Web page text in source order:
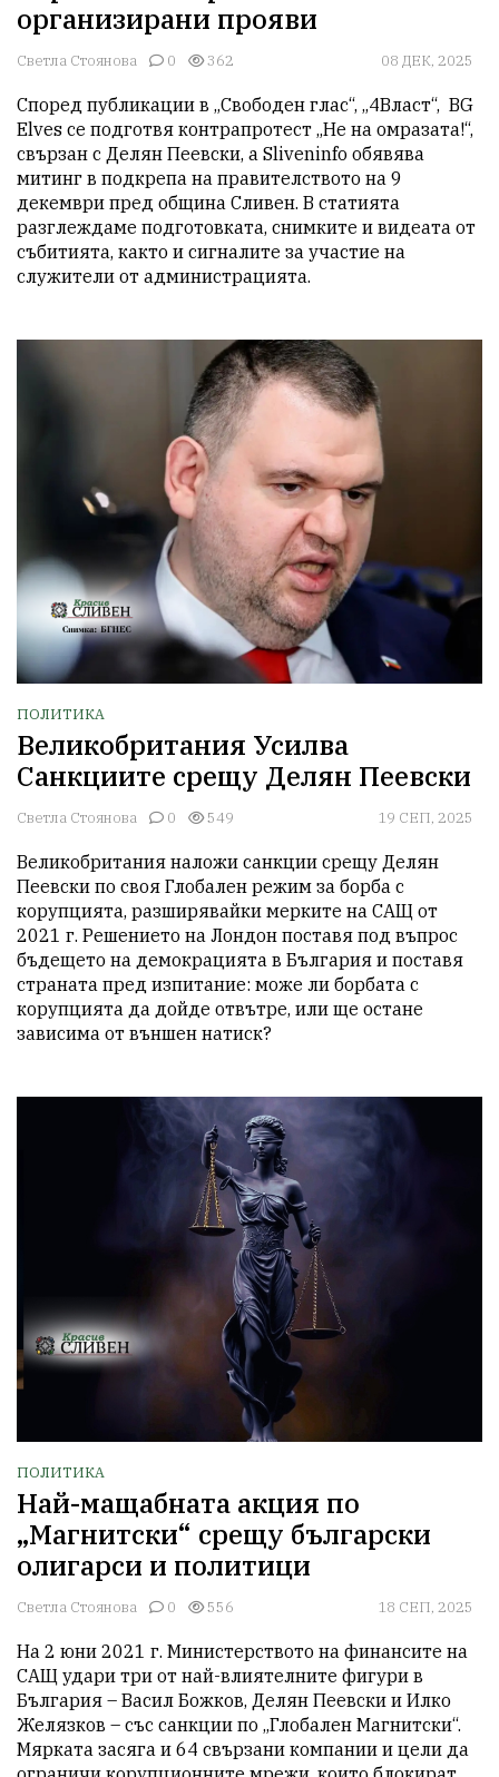
организирани прояви
Светла Стоянова 0 362 08 ДЕК, 2025
Според публикации в „Свободен глас“, „4Власт“,  BG
Elves се подготвя контрапротест „Не на омразата!“,
свързан с Делян Пеевски, а Sliveninfo обявява
митинг в подкрепа на правителството на 9
декември пред община Сливен. В статията
разглеждаме подготовката, снимките и видеата от
събитията, както и сигналите за участие на
служители от администрацията.
ПОЛИТИКА
Великобритания Усилва
Санкциите срещу Делян Пеевски
Светла Стоянова 0 549 19 СЕП, 2025
Великобритания наложи санкции срещу Делян
Пеевски по своя Глобален режим за борба с
корупцията, разширявайки мерките на САЩ от
2021 г. Решението на Лондон поставя под въпрос
бъдещето на демокрацията в България и поставя
страната пред изпитание: може ли борбата с
корупцията да дойде отвътре, или ще остане
зависима от външен натиск?
ПОЛИТИКА
Най-мащабната акция по
„Магнитски“ срещу български
олигарси и политици
Светла Стоянова 0 556 18 СЕП, 2025
На 2 юни 2021 г. Министерството на финансите на
САЩ удари три от най-влиятелните фигури в
България – Васил Божков, Делян Пеевски и Илко
Желязков – със санкции по „Глобален Магнитски“.
Мярката засяга и 64 свързани компании и цели да